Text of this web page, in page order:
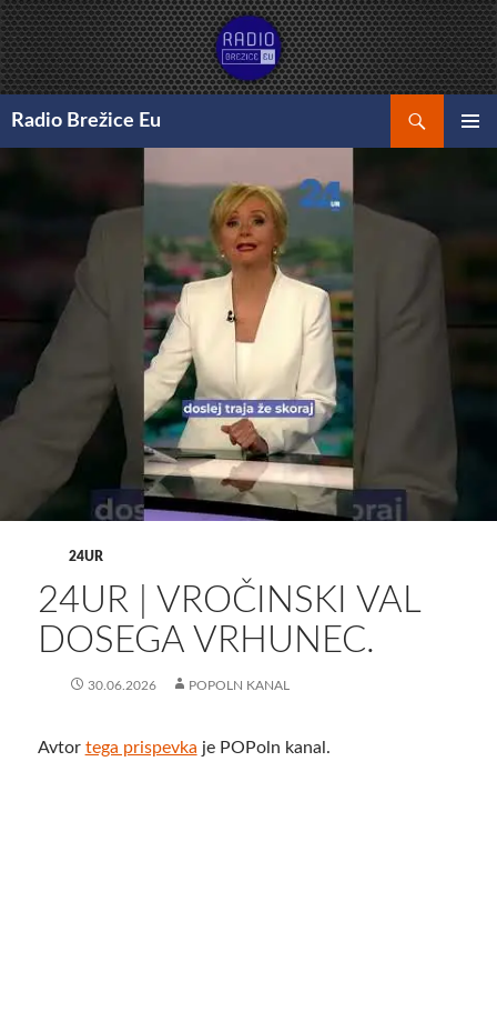
Preskoči
na
vsebino
Radio Brežice Eu
24UR
24UR | VROČINSKI VAL
DOSEGA VRHUNEC.
30.06.2026 POPOLN KANAL
Avtor tega prispevka je POPoln kanal.